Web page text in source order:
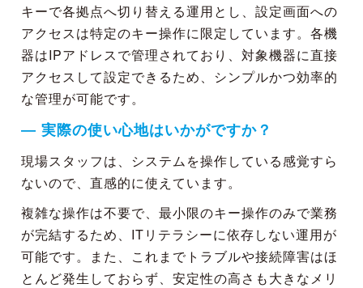
キーで各拠点へ切り替える運用とし、設定画面への
アクセスは特定のキー操作に限定しています。各機
器はIPアドレスで管理されており、対象機器に直接
アクセスして設定できるため、シンプルかつ効率的
な管理が可能です。
― 実際の使い心地はいかがですか？
現場スタッフは、システムを操作している感覚すら
ないので、直感的に使えています。
複雑な操作は不要で、最小限のキー操作のみで業務
が完結するため、ITリテラシーに依存しない運用が
可能です。また、これまでトラブルや接続障害はほ
とんど発生しておらず、安定性の高さも大きなメリ